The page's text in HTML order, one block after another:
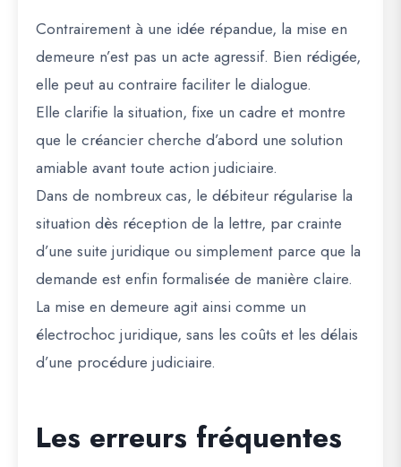
Contrairement à une idée répandue, la mise en
demeure n’est pas un acte agressif. Bien rédigée,
elle peut au contraire faciliter le dialogue.
Elle clarifie la situation, fixe un cadre et montre
que le créancier cherche d’abord une solution
amiable avant toute action judiciaire.
Dans de nombreux cas, le débiteur régularise la
situation dès réception de la lettre, par crainte
d’une suite juridique ou simplement parce que la
demande est enfin formalisée de manière claire.
La mise en demeure agit ainsi comme un
électrochoc juridique, sans les coûts et les délais
d’une procédure judiciaire.
Les erreurs fréquentes